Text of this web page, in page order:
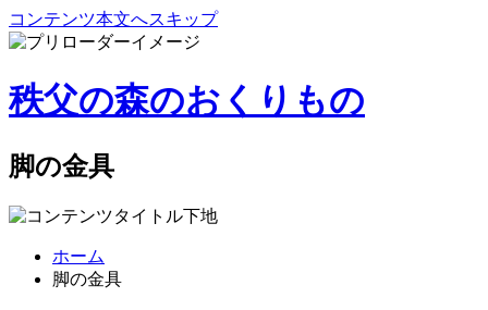
コンテンツ本文へスキップ
秩父の森のおくりもの
脚の金具
ホーム
脚の金具